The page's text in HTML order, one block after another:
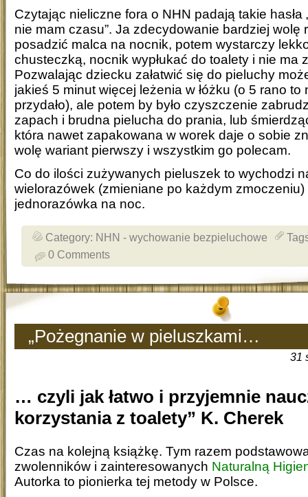
Czytając nieliczne fora o NHN padają takie hasła
nie mam czasu”. Ja zdecydowanie bardziej wolę
posadzić malca na nocnik, potem wystarczy
chusteczką, nocnik wypłukać do toalety i nie ma
Pozwalając dziecku załatwić się do pieluchy
jakieś 5 minut więcej leżenia w łóżku (o 5 rano to
przydało), ale potem by było czyszczenie
zapach i brudna pielucha do prania, lub
która nawet zapakowana w worek daje o sobie
wolę wariant pierwszy i wszystkim go polecam.
Co do ilości zużywanych pieluszek to wychodzi
wielorazówek (zmieniane po każdym zmoczeniu)
jednorazówka na noc.
Category: NHN - wychowanie bezpieluchowe
0 Comments
„Pożegnanie w pieluszkami…
31
… czyli jak łatwo i przyjemnie
korzystania z toalety” K. Cherek
Czas na kolejną książkę. Tym razem
zwolenników i zainteresowanych Naturalną
Autorka to pionierka tej metody w Polsce.